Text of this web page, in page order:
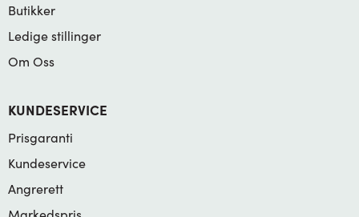
Butikker
Ledige stillinger
Om Oss
KUNDESERVICE
Prisgaranti
Kundeservice
Angrerett